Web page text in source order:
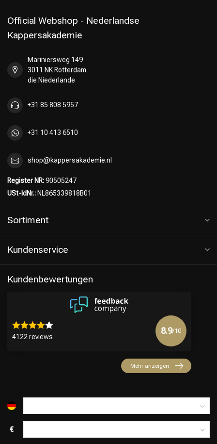
Umformung
Official Webshop - Nederlandse
Kappersakademie
Mariniersweg 149
3011 NK Rotterdam
die Niederlande
+31 85 808 5957
+31 10 413 6510
shop@kappersakademie.nl
Register NR:90505247
USt-IdNr.: NL865339818B01
Sortiment
Kundenservice
Kundenbewertungen
4122 reviews
8.9/10
Mehr anzeigen
€